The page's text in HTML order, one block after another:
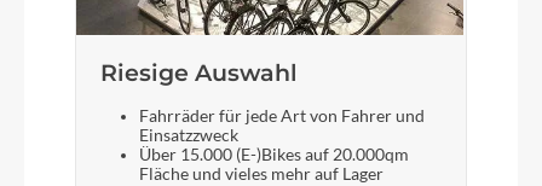
B&M Lumotec MYC LED 50Lux
Bosch PowerTube Horizontal 750
Riesige Auswahl
Fahrräder für jede Art von Fahrer und
Einsatzzweck
Über 15.000 (E-)Bikes auf 20.000qm
Fläche und vieles mehr auf Lager